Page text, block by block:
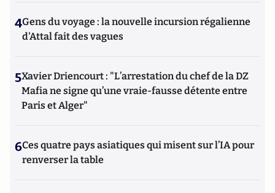
4Gens du voyage : la nouvelle incursion régalienne
d'Attal fait des vagues
5Xavier Driencourt : "L’arrestation du chef de la DZ
Mafia ne signe qu’une vraie-fausse détente entre
Paris et Alger"
6Ces quatre pays asiatiques qui misent sur l’IA pour
renverser la table